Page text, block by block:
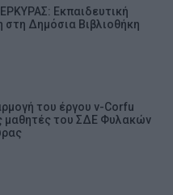
Εκπαιδευτική
στη Δημόσια Βιβλιοθήκη
του έργου v-Corfu
μαθητές του ΣΔΕ Φυλακών